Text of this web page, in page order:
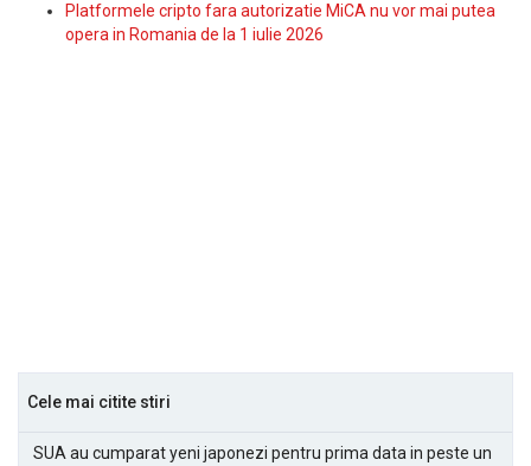
Platformele cripto fara autorizatie MiCA nu vor mai putea
opera in Romania de la 1 iulie 2026
Cele mai citite stiri
SUA au cumparat yeni japonezi pentru prima data in peste un